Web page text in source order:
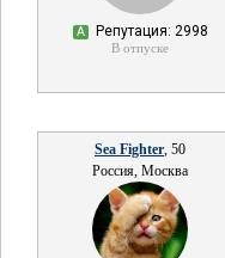
А Репутация: 2998
В отпуске
Sea Fighter, 50
Россия, Москва